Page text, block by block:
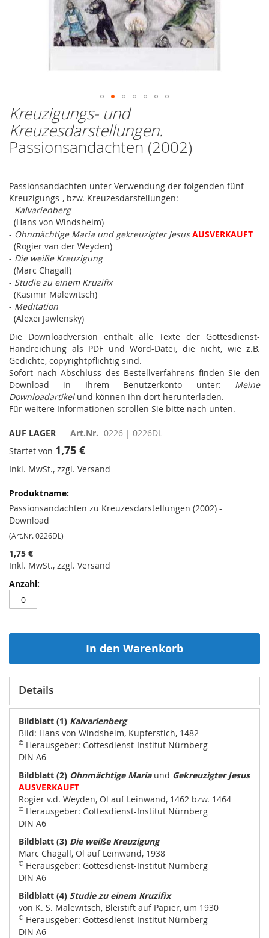
Kreuzigungs- und
Kreuzesdarstellungen.
Passionsandachten (2002)
Passionsandachten unter Verwendung der folgenden fünf
Kreuzigungs-, bzw. Kreuzesdarstellungen:
- Kalvarienberg
(Hans von Windsheim)
- Ohnmächtige Maria und gekreuzigter JesusAUSVERKAUFT
(Rogier van der Weyden)
- Die weiße Kreuzigung
(Marc Chagall)
- Studie zu einem Kruzifix
(Kasimir Malewitsch)
- Meditation
(Alexei Jawlensky)
Die Downloadversion enthält alle Texte der Gottesdienst-
Handreichung als PDF und Word-Datei, die nicht, wie z.B.
Gedichte, copyrightpflichtig sind.
Sofort nach Abschluss des Bestellverfahrens finden Sie den
Download in Ihrem Benutzerkonto unter: Meine
Downloadartikel und können ihn dort herunterladen.
Für weitere Informationen scrollen Sie bitte nach unten.
AUF LAGER Art.Nr. 0226 | 0226DL
Startet von 1,75 €
Inkl. MwSt., zzgl. Versand
Produkte
-
Artikel
Passionsandachten zu Kreuzesdarstellungen (2002) -
Download
(Art.Nr. 0226DL)
1,75 €
Inkl. MwSt., zzgl. Versand
In den Warenkorb
Zum
Anfang
der
Bildergalerie
Details
Bildblatt (1) Kalvarienberg
Bild: Hans von Windsheim, Kupferstich, 1482
© Herausgeber: Gottesdienst-Institut Nürnberg
DIN A6
Bildblatt (2) Ohnmächtige Maria und Gekreuzigter Jesus
AUSVERKAUFT
Rogier v.d. Weyden, Öl auf Leinwand, 1462 bzw. 1464
© Herausgeber: Gottesdienst-Institut Nürnberg
DIN A6
Bildblatt (3) Die weiße Kreuzigung
Marc Chagall, Öl auf Leinwand, 1938
© Herausgeber: Gottesdienst-Institut Nürnberg
DIN A6
Bildblatt (4) Studie zu einem Kruzifix
von K. S. Malewitsch, Bleistift auf Papier, um 1930
© Herausgeber: Gottesdienst-Institut Nürnberg
DIN A6